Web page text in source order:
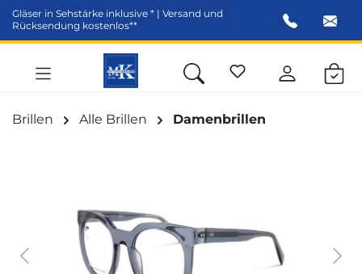
springen
Gläser in Sehstärke inklusive * | Versand und
Rücksendung kostenlos**
Brillen Alle Brillen Damenbrillen